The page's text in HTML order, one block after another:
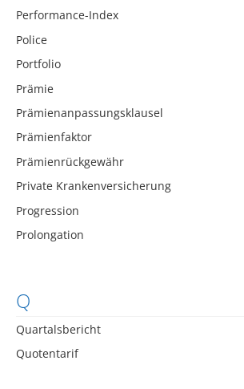
Performance-Index
Police
Portfolio
Prämie
Prämienanpassungsklausel
Prämienfaktor
Prämienrückgewähr
Private Krankenversicherung
Progression
Prolongation
Q
Quartalsbericht
Quotentarif